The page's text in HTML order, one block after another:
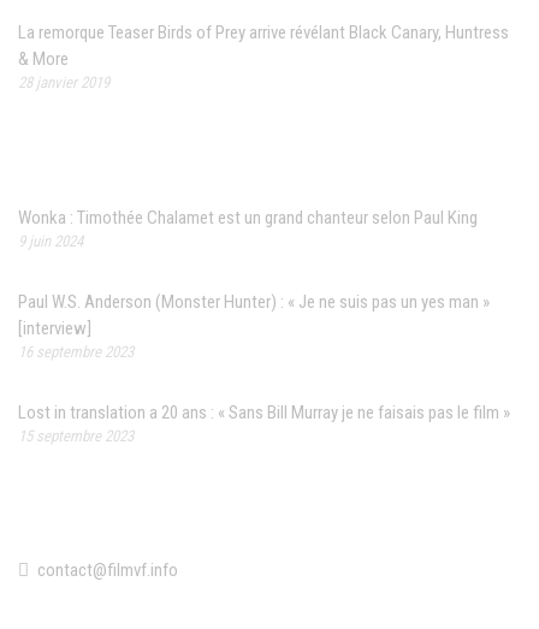
La remorque Teaser Birds of Prey arrive révélant Black Canary, Huntress
& More
28 janvier 2019
Wonka : Timothée Chalamet est un grand chanteur selon Paul King
9 juin 2024
Paul W.S. Anderson (Monster Hunter) : « Je ne suis pas un yes man »
[interview]
16 septembre 2023
Lost in translation a 20 ans : « Sans Bill Murray je ne faisais pas le film »
15 septembre 2023
contact@filmvf.info